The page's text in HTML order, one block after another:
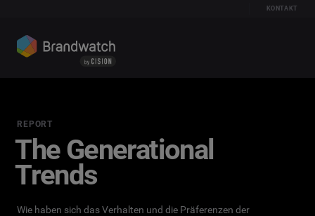
KONTAKT
REPORT
The Generational
Trends
Wie haben sich das Verhalten und die Präferenzen der